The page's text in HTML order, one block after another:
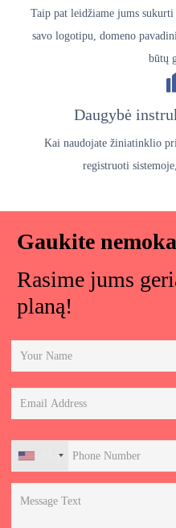
Taip pat leidžiame jums
savo logotipu, domeno
būtų
Daugybė
Kai naudojate žiniatinklio
registruoti
Gaukite
Rasime jums
planą!